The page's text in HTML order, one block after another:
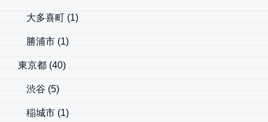
大多喜町 (1)
勝浦市 (1)
東京都 (40)
渋谷 (5)
稲城市 (1)